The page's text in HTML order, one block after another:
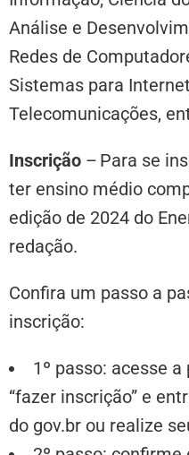
Análise e
Redes de
Sistemas para
Telecomunicações,
Inscrição – Para se
ter ensino médio
edição de 2024 do
redação.
Confira um passo a
inscrição:
1º passo: acesse
“fazer inscrição” e
do gov.br ou realize